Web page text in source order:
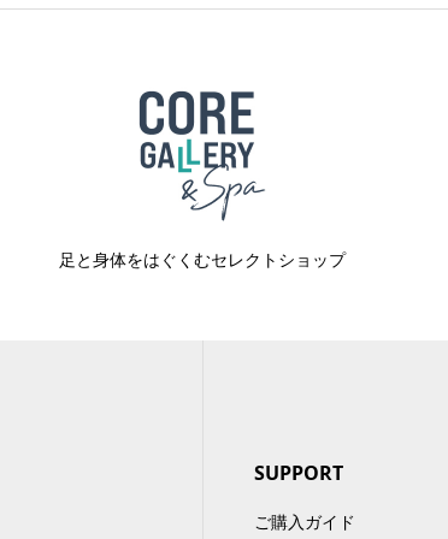
足と身体をはぐくむセレクトショップ
SUPPORT
ご購入ガイド